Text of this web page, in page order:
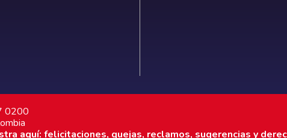
0200
aquí: felicitaciones, quejas, reclamos, sugerencias y